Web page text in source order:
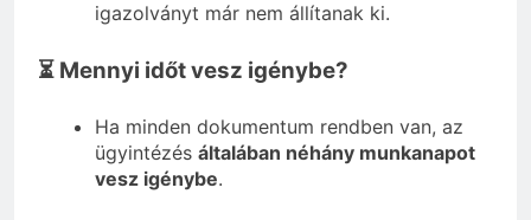
igazolványt már nem állítanak ki.
⏳ Mennyi időt vesz igénybe?
Ha minden dokumentum rendben van, az
ügyintézés általában néhány munkanapot
vesz igénybe.